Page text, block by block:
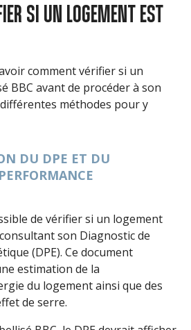
SI UN LOGEMENT EST
comment vérifier si un
BBC avant de procéder à son
méthodes pour y
DU DPE ET DU
de vérifier si un logement
son Diagnostic de
(DPE). Ce document
estimation de la
du logement ainsi que des
de serre.